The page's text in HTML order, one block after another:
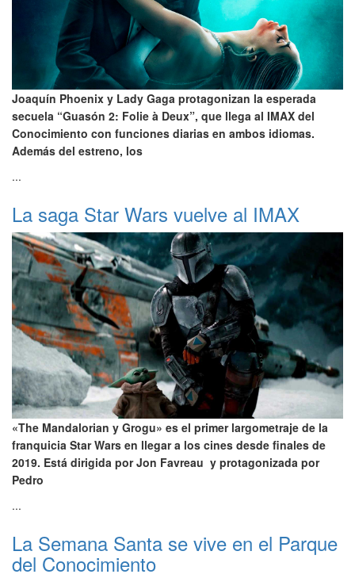
Joaquín Phoenix y Lady Gaga protagonizan la esperada
secuela “Guasón 2: Folie à Deux”, que llega al IMAX del
Conocimiento con funciones diarias en ambos idiomas.
Además del estreno, los
...
La saga Star Wars vuelve al IMAX
«The Mandalorian y Grogu» es el primer largometraje de la
franquicia Star Wars en llegar a los cines desde finales de
2019. Está dirigida por Jon Favreau y protagonizada por
Pedro
...
La Semana Santa se vive en el Parque
del Conocimiento